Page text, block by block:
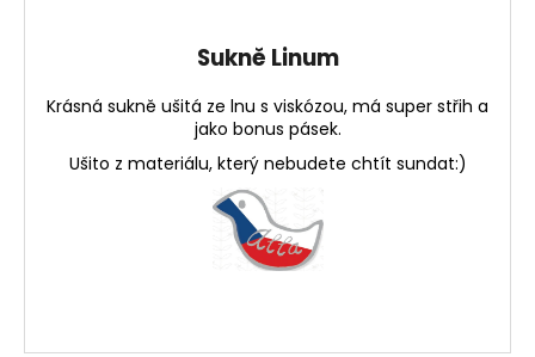
Sukně Linum
Krásná sukně ušitá ze lnu s viskózou, má super střih a
jako bonus pásek.
Ušito z materiálu, který nebudete chtít sundat:)